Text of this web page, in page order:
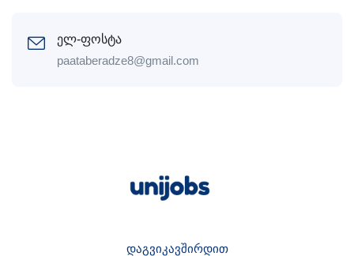
ელ-ფოსტა
paataberadze8@gmail.com
დაგვიკავშირდით